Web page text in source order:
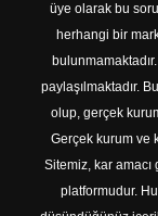
üye olarak bu
herhangi bir
paylaşılmaktadır.
olup, gerçek
Gerçek kurum ve
Sitemiz, kar
platformudur.